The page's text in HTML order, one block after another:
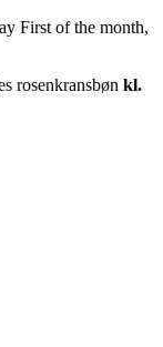
First of the month,
rosenkransbøn kl.